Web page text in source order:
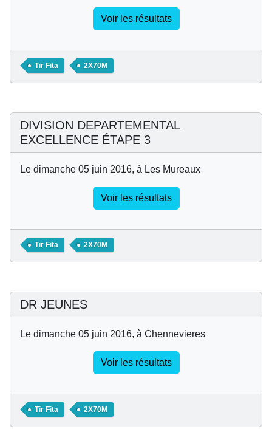
Voir les résultats
Tir Fita 2X70M
DIVISION DEPARTEMENTAL
EXCELLENCE ÉTAPE 3
Le dimanche 05 juin 2016, à Les Mureaux
Voir les résultats
Tir Fita 2X70M
DR JEUNES
Le dimanche 05 juin 2016, à Chennevieres
Voir les résultats
Tir Fita 2X70M